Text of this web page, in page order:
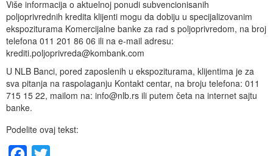
Više informacija o aktuelnoj ponudi subvencionisanih
poljoprivrednih kredita klijenti mogu da dobiju u specijalizovanim
ekspoziturama Komercijalne banke za rad s poljoprivredom, na broj
telefona 011 201 86 06 ili na e-mail adresu:
krediti.poljoprivreda@kombank.com
U NLB Banci, pored zaposlenih u ekspoziturama, klijentima je za
sva pitanja na raspolaganju Kontakt centar, na broju telefona: 011
715 15 22, mailom na: info@nlb.rs ili putem četa na internet sajtu
banke.
Podelite ovaj tekst: